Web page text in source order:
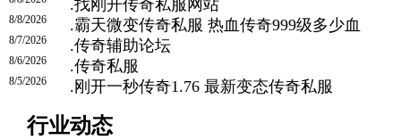
.找刚开传奇私服网站
.霸天微变传奇私服 热血传奇999级多少血
8/8/2026
.传奇辅助论坛
8/7/2026
.传奇私服
8/6/2026
.刚开一秒传奇1.76 最新变态传奇私服
8/5/2026
行业动态